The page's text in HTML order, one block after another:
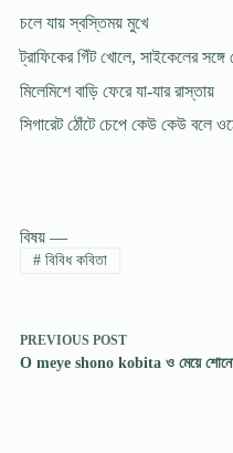
চলে যায় স্বস্তিময় মুখে
ট্রাফিকের গিঁট খোলে, সাইকেলের সঙ্গে
মিলেমিশে বাড়ি ফেরে যা-যার রাস্তায়
সিগারেট ঠোঁটে চেপে কেউ কেউ বলে
বিষয় —
#বিবিধ কবিতা
PREVIOUS POST
O meye shono kobita ও মেয়ে শোনো